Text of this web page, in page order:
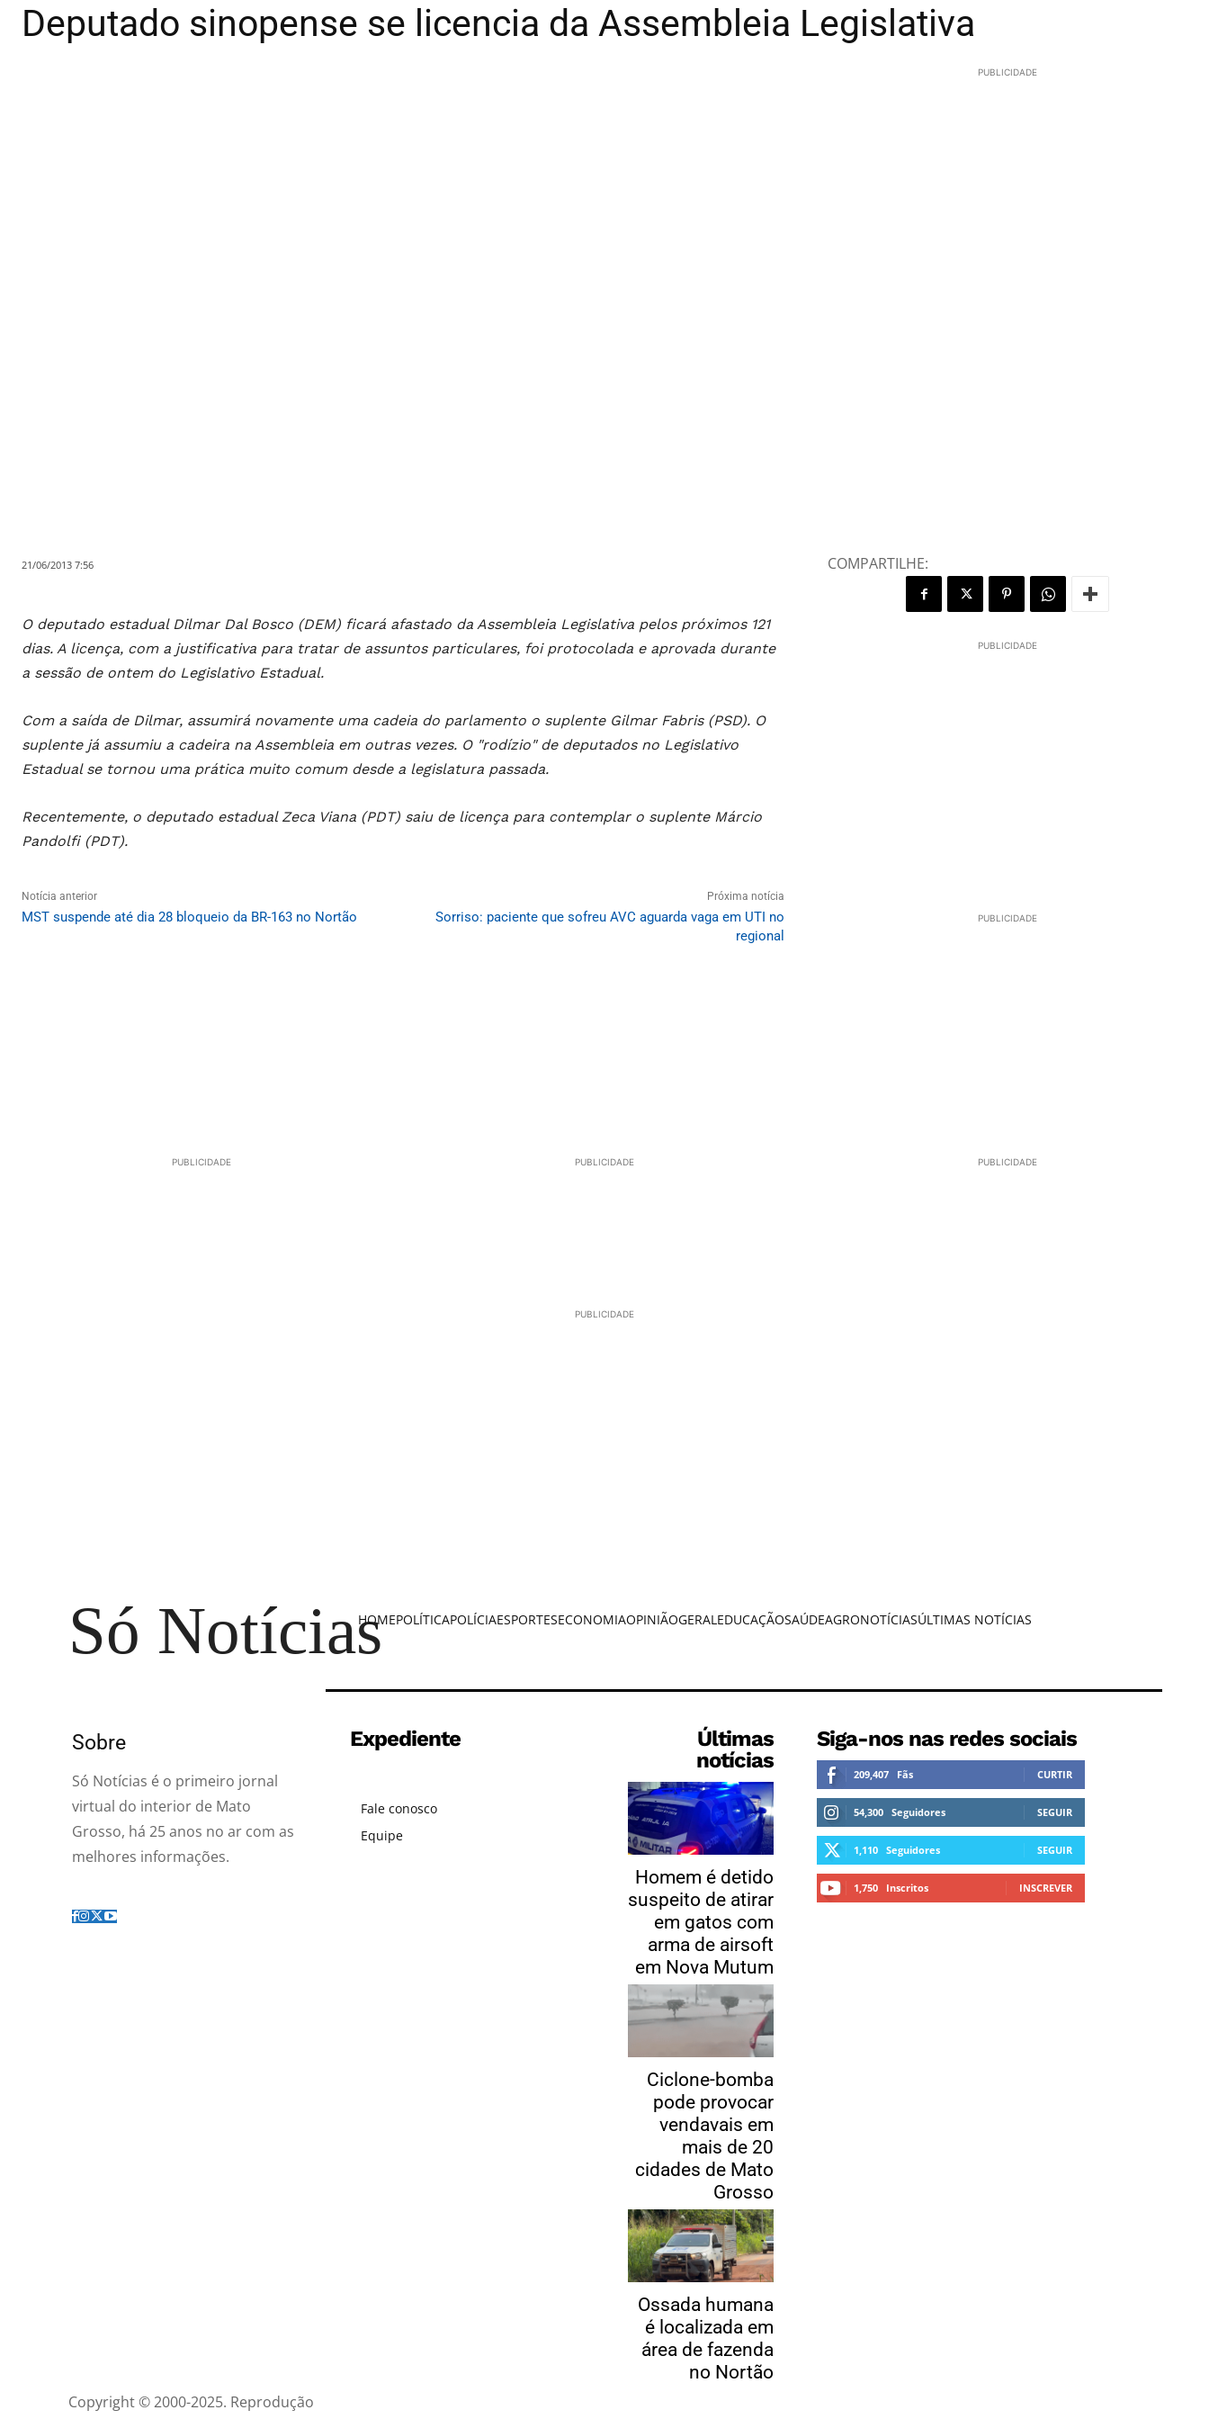
Deputado sinopense se licencia da Assembleia Legislativa
PUBLICIDADE
21/06/2013 7:56
O deputado estadual Dilmar Dal Bosco (DEM) ficará afastado da Assembleia Legislativa pelos próximos 121
dias. A licença, com a justificativa para tratar de assuntos particulares, foi protocolada e aprovada durante
a sessão de ontem do Legislativo Estadual.
Com a saída de Dilmar, assumirá novamente uma cadeia do parlamento o suplente Gilmar Fabris (PSD). O
suplente já assumiu a cadeira na Assembleia em outras vezes. O "rodízio" de deputados no Legislativo
Estadual se tornou uma prática muito comum desde a legislatura passada.
Recentemente, o deputado estadual Zeca Viana (PDT) saiu de licença para contemplar o suplente Márcio
Pandolfi (PDT).
Notícia anterior
MST suspende até dia 28 bloqueio da BR-163 no Nortão
Próxima notícia
Sorriso: paciente que sofreu AVC aguarda vaga em UTI no
regional
COMPARTILHE:
PUBLICIDADE
PUBLICIDADE
PUBLICIDADE PUBLICIDADE PUBLICIDADE
PUBLICIDADE
Só Notícias
HOMEPOLÍTICAPOLÍCIAESPORTESECONOMIAOPINIÃOGERALEDUCAÇÃOSAÚDEAGRONOTÍCIASÚLTIMAS NOTÍCIAS
Sobre
Só Notícias é o primeiro jornal
virtual do interior de Mato
Grosso, há 25 anos no ar com as
melhores informações.
Expediente
Fale conosco
Equipe
Últimas
notícias
Homem é detido
suspeito de atirar
em gatos com
arma de airsoft
em Nova Mutum
Ciclone-bomba
pode provocar
vendavais em
mais de 20
cidades de Mato
Grosso
Ossada humana
é localizada em
área de fazenda
no Nortão
Siga-nos nas redes sociais
209,407 Fãs CURTIR
54,300 Seguidores SEGUIR
1,110 Seguidores SEGUIR
1,750 Inscritos INSCREVER
Copyright © 2000-2025. Reprodução